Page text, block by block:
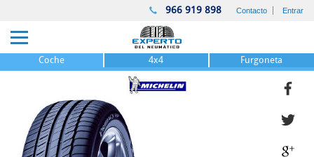
966 919 898 Contacto Entrar
Coche 4x4 Furgoneta